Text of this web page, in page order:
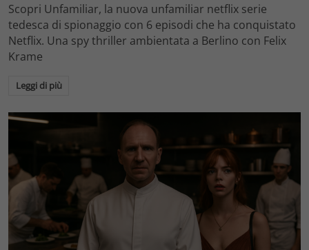
Scopri Unfamiliar, la nuova unfamiliar netflix serie
tedesca di spionaggio con 6 episodi che ha conquistato
Netflix. Una spy thriller ambientata a Berlino con Felix
Krame
Leggi di più